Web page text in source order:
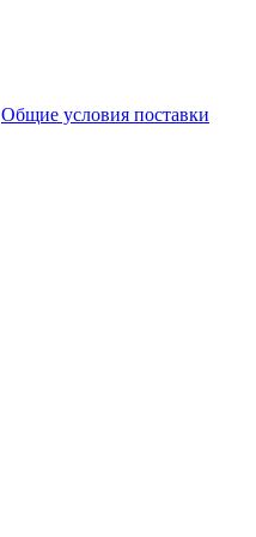
Общие условия поставки